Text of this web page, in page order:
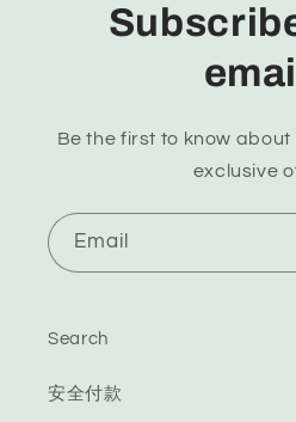
Be the first to know
exclusive
Email
Search
安全付款